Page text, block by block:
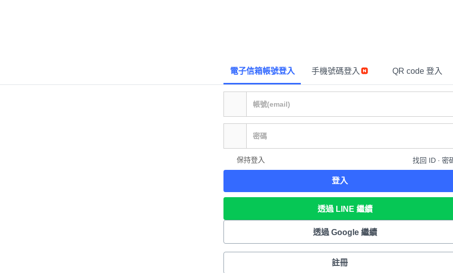
電子信箱帳號登入 手機號碼登入 QR code 登入
保持登入 找回 ID ∙ 密
登入
透過 LINE 繼續
透過 Google 繼續
註冊